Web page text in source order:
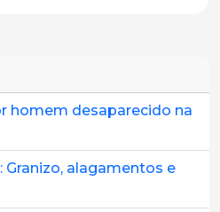
homem desaparecido na
Granizo, alagamentos e